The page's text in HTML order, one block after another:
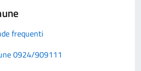
frequenti
0924/909111